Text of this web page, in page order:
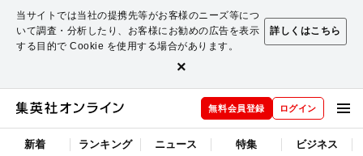
当サイトでは当社の提携先等がお客様のニーズ等につ
いて調査・分析したり、お客様にお勧めの広告を表示
する目的で Cookie を使用する場合があります。
詳しくはこちら
×
無料会員登録 ログイン
新着 ランキング ニュース 特集 ビジネス